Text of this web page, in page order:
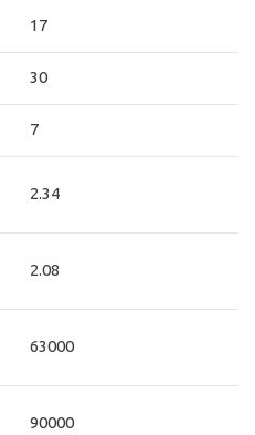
17
30
7
2.34
2.08
63000
90000